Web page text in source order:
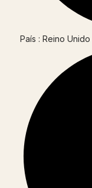
País : Reino Unido